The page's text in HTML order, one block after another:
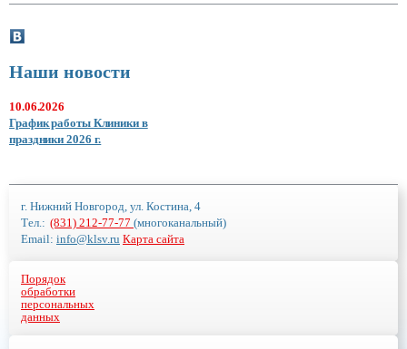
Наши новости
10.06.2026
График работы Клиники в
праздники 2026 г.
г. Нижний Новгород, ул. Костина, 4
Тел.: (831) 212-77-77 (многоканальный)
Email: info@klsv.ru Карта сайта
Порядок
обработки
персональных
данных